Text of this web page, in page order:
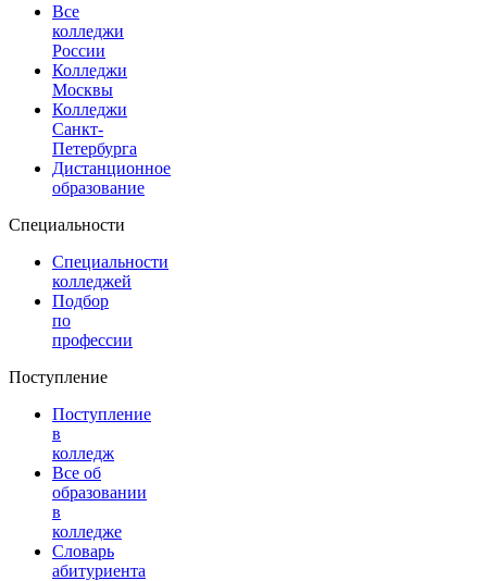
Все
колледжи
России
Колледжи
Москвы
Колледжи
Санкт-
Петербурга
Дистанционное
образование
Специальности
Специальности
колледжей
Подбор
по
профессии
Поступление
Поступление
в
колледж
Все об
образовании
в
колледже
Словарь
абитуриента